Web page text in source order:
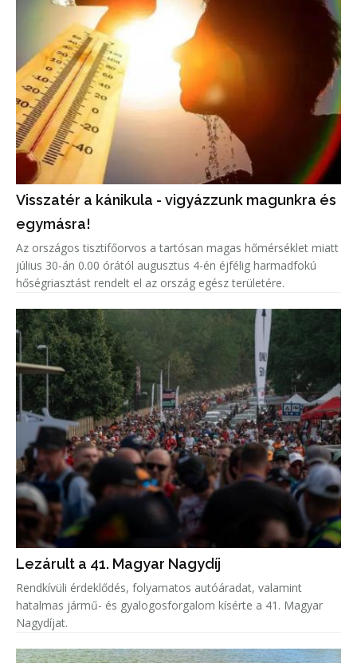
Visszatér a kánikula - vigyázzunk magunkra és
egymásra!
Az országos tisztifőorvos a tartósan magas hőmérséklet miatt
július 30-án 0.00 órától augusztus 4-én éjfélig harmadfokú
hőségriasztást rendelt el az ország egész területére.
Lezárult a 41. Magyar Nagydíj
Rendkívüli érdeklődés, folyamatos autóáradat, valamint
hatalmas jármű- és gyalogosforgalom kísérte a 41. Magyar
Nagydíjat.